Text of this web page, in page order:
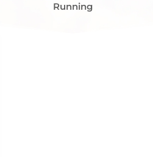
Running